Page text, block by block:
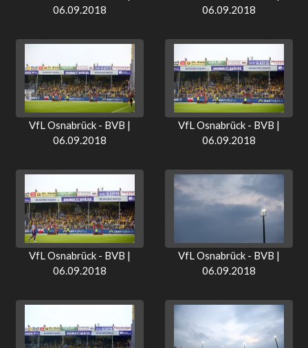
06.09.2018
06.09.2018
VfL Osnabrück - BVB |
06.09.2018
VfL Osnabrück - BVB |
06.09.2018
VfL Osnabrück - BVB |
06.09.2018
VfL Osnabrück - BVB |
06.09.2018